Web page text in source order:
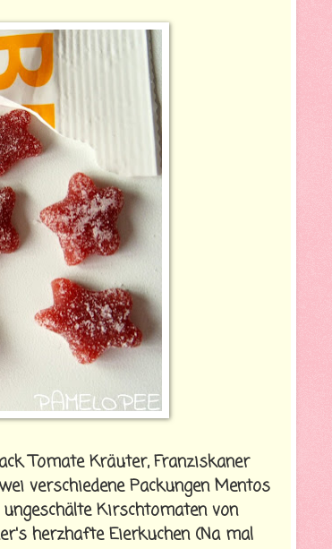
Tomate Kräuter, Franziskaner
verschiedene Packungen Mentos
Kirschtomaten von
herzhafte Eierkuchen (Na mal